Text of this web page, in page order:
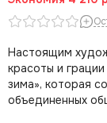
Настоящим
красоты и
зима», которая
объединенных